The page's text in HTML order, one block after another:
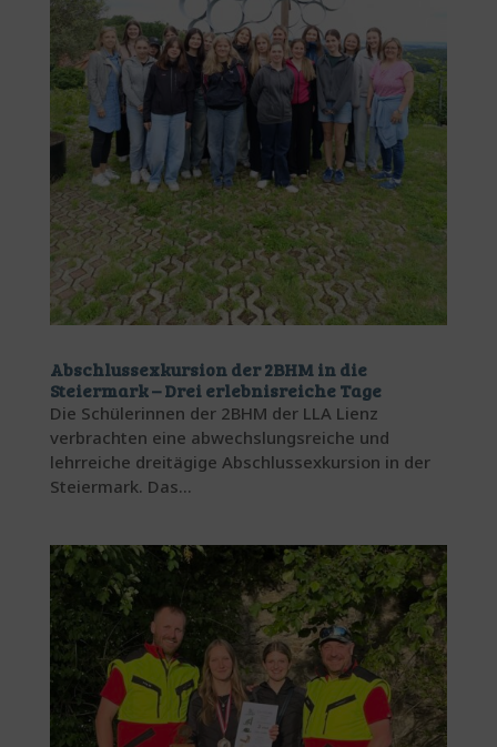
Abschlussexkursion der 2BHM in die
Steiermark – Drei erlebnisreiche Tage
Die Schülerinnen der 2BHM der LLA Lienz
verbrachten eine abwechslungsreiche und
lehrreiche dreitägige Abschlussexkursion in der
Steiermark. Das...